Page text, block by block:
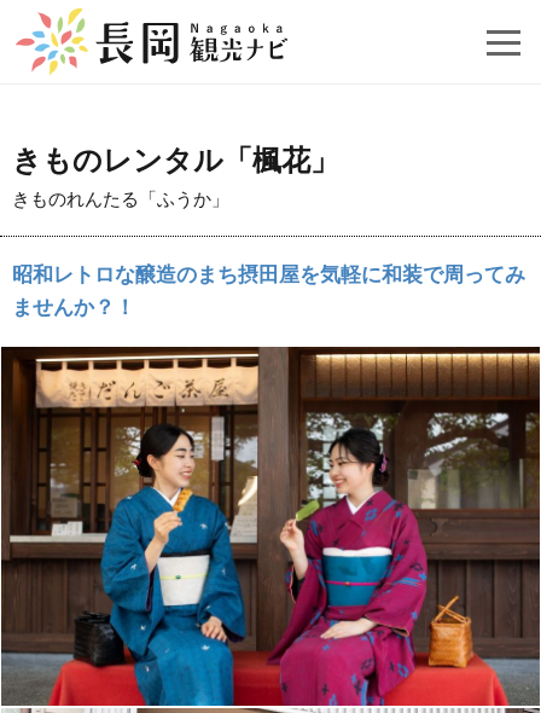
きものレンタル「楓花」
きものれんたる「ふうか」
昭和レトロな醸造のまち摂田屋を気軽に和装で周ってみ
ませんか？！